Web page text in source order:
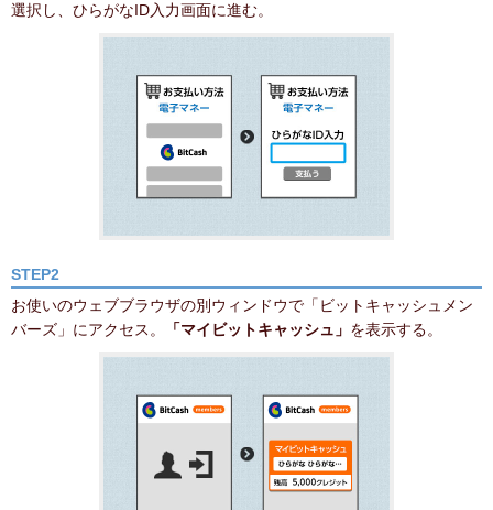
選択し、ひらがなID入力画面に進む。
STEP2
お使いのウェブブラウザの別ウィンドウで「ビットキャッシュメン
バーズ」にアクセス。
「マイビットキャッシュ」 を表示する。